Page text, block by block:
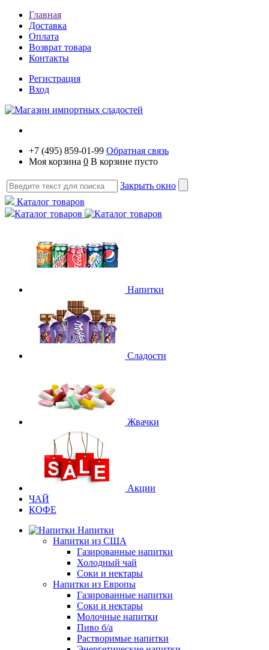
Главная
Доставка
Оплата
Возврат товара
Контакты
Регистрация
Вход
+7 (495) 859-01-99 Обратная связь
Моя корзина 0 В корзине пусто
Закрыть окно
Каталог товаров
Каталог товаров
Напитки
Сладости
Жвачки
Акции
ЧАЙ
КОФЕ
Напитки
Напитки из США
Газированные напитки
Холодный чай
Соки и нектары
Напитки из Европы
Газированные напитки
Соки и нектары
Молочные напитки
Пиво б/а
Растворимые напитки